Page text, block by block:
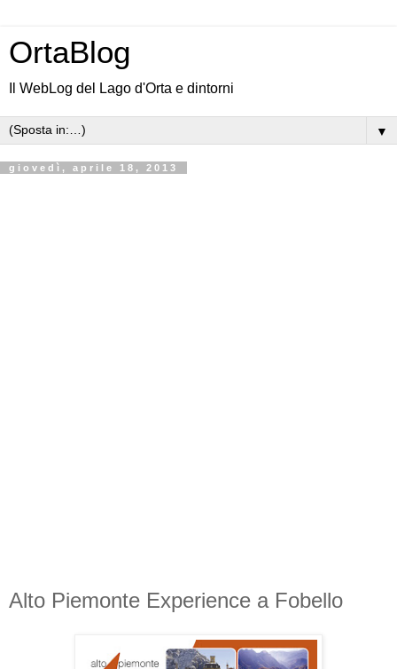
OrtaBlog
Il WebLog del Lago d'Orta e dintorni
▼
giovedì, aprile 18, 2013
Alto Piemonte Experience a Fobello